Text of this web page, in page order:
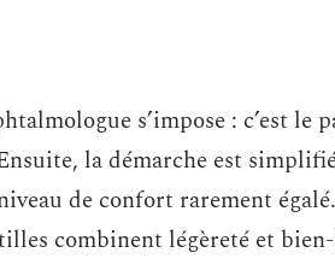
s’impose : c’est le
la démarche est
de confort rarement
combinent légèreté et